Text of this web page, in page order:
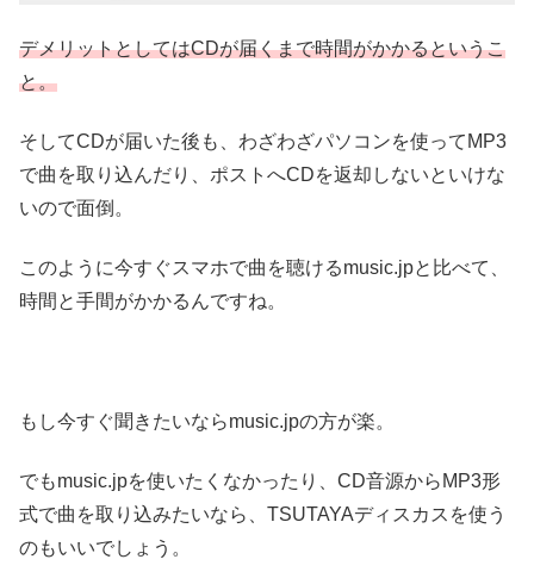
デメリットとしてはCDが届くまで時間がかかるというこ
と。
そしてCDが届いた後も、わざわざパソコンを使ってMP3
で曲を取り込んだり、ポストへCDを返却しないといけな
いので面倒。
このように今すぐスマホで曲を聴けるmusic.jpと比べて、
時間と手間がかかるんですね。
もし今すぐ聞きたいならmusic.jpの方が楽。
でもmusic.jpを使いたくなかったり、CD音源からMP3形
式で曲を取り込みたいなら、TSUTAYAディスカスを使う
のもいいでしょう。